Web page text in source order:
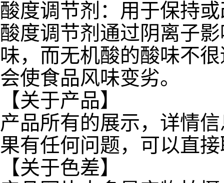
酸度调节剂：用于保持
酸度调节剂通过阴离子
味，而无机酸的酸味不
会使食品风味变劣。
【关于产品】
产品所有的展示，详情
果有任何问题，可以直
【关于色差】